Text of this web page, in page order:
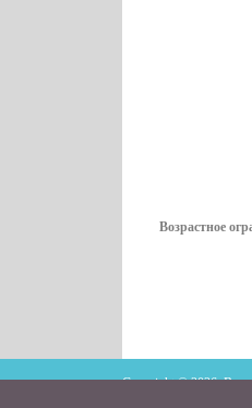
Возрастное
Copyright © 2026.